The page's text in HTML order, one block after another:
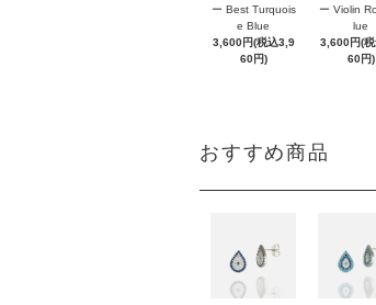
ー Best Turquois
e Blue
3,600円(税込3,9
60円)
ー Violin
lue
3,600円(
60円)
おすすめ商品